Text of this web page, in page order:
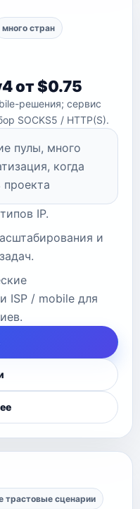
много стран
от $0.75
решения; сервис
SOCKS5 / HTTP(S).
пулы, много
когда
IP.
и
ISP / mobile для
трастовые сценарии